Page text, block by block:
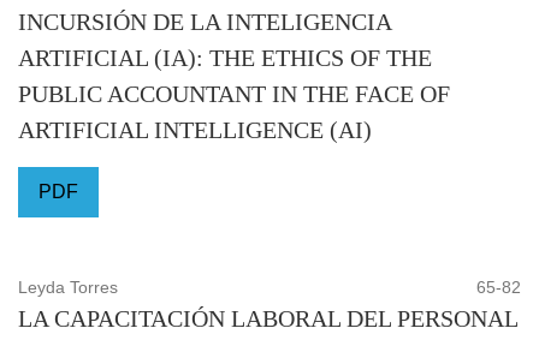
INCURSIÓN DE LA INTELIGENCIA
ARTIFICIAL (IA): THE ETHICS OF THE
PUBLIC ACCOUNTANT IN THE FACE OF
ARTIFICIAL INTELLIGENCE (AI)
PDF
Leyda Torres 65-82
LA CAPACITACIÓN LABORAL DEL PERSONAL